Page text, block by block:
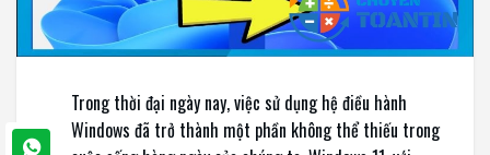
Trong thời đại ngày nay, việc sử dụng hệ điều hành
Windows đã trở thành một phần không thể thiếu trong